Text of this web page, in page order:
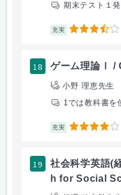
期末テスト１
充実 3.5
18 ゲーム理論Ⅰ /
小野 理恵先生
1では教科書を
充実 4
19
社会科学英語(
h for Social